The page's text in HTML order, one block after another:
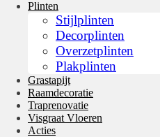
Plinten
Stijlplinten
Decorplinten
Overzetplinten
Plakplinten
Grastapijt
Raamdecoratie
Traprenovatie
Visgraat Vloeren
Acties